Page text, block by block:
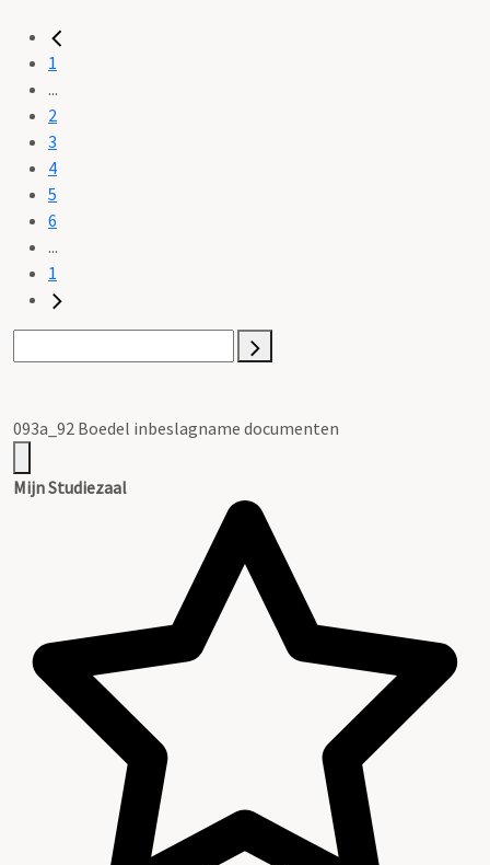
1
...
2
3
4
5
6
...
1
093a_92 Boedel inbeslagname documenten
Mijn Studiezaal